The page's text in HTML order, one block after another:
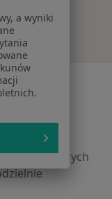
których
a wyniki